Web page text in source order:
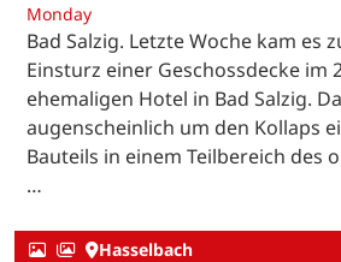
Monday
Bad Salzig. Letzte Woche kam es
Einsturz einer Geschossdecke im
ehemaligen Hotel in Bad Salzig.
augenscheinlich um den Kollaps
Bauteils in einem Teilbereich des
…
Hasselbach